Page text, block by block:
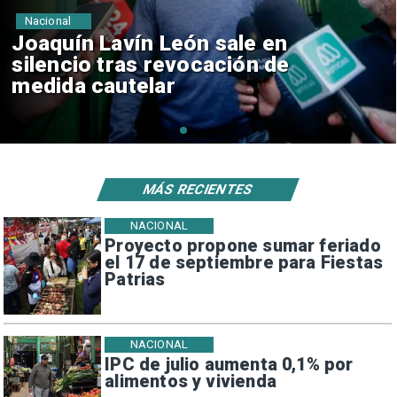
Chile y Venezuela formalizan
reinicio de relaciones
consulares
Nacional
Proyecto propone sumar feriado
el 17 de septiembre para Fiestas
Patrias
NACIONAL
IPC de julio aumenta 0,1% por
alimentos y vivienda
NACIONAL
MÁS RECIENTES